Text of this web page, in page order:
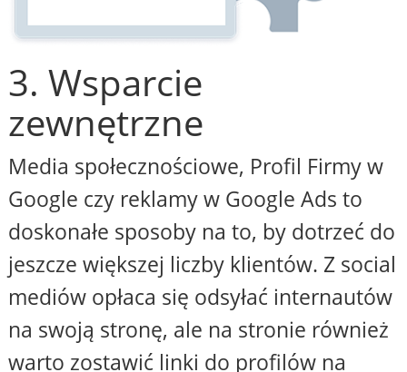
3. Wsparcie
zewnętrzne
Media społecznościowe, Profil Firmy w
Google czy reklamy w Google Ads to
doskonałe sposoby na to, by dotrzeć do
jeszcze większej liczby klientów. Z social
mediów opłaca się odsyłać internautów
na swoją stronę, ale na stronie również
warto zostawić linki do profilów na